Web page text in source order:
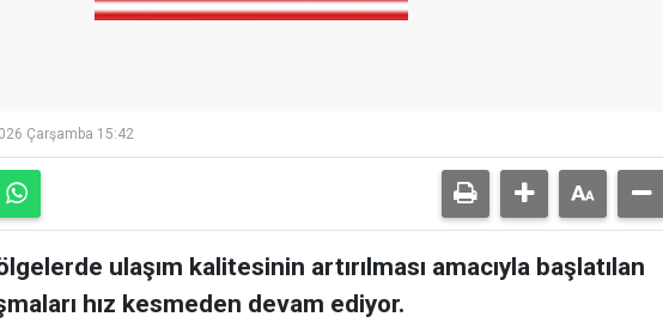
Çarşamba 15:42
ulaşım kalitesinin artırılması amacıyla başlatılan
hız kesmeden devam ediyor.